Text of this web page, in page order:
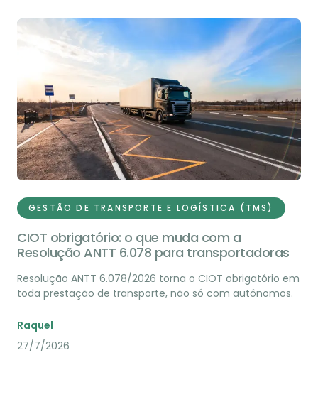
GESTÃO DE TRANSPORTE E LOGÍSTICA (TMS)
CIOT obrigatório: o que muda com a
Resolução ANTT 6.078 para transportadoras
Resolução ANTT 6.078/2026 torna o CIOT obrigatório em
toda prestação de transporte, não só com autônomos.
Raquel
27/7/2026